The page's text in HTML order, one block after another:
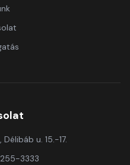
u. 15.-17.
3333